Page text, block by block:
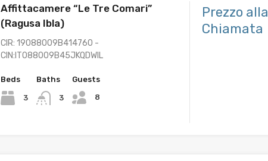
Affittacamere “Le Tre Comari”
(Ragusa Ibla)
CIR: 19088009B414760 -
CIN:IT088009B45JKQDWIL
Beds
3
Baths
3
Guests
8
Prezzo alla
Chiamata